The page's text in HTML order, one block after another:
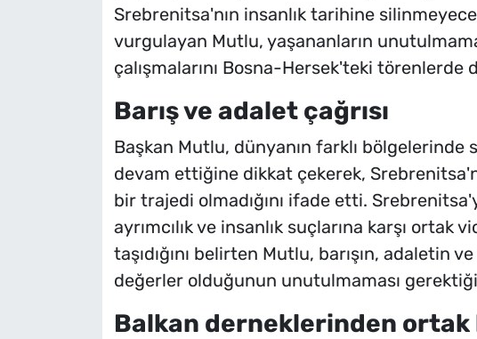
Srebrenitsa'nın insanlık tarihine
vurgulayan Mutlu, yaşananların
çalışmalarını Bosna-Hersek'teki
Barış ve adalet çağrısı
Başkan Mutlu, dünyanın farklı bölgelerinde
devam ettiğine dikkat çekerek,
bir trajedi olmadığını ifade etti.
ayrımcılık ve insanlık suçlarına karşı ortak
taşıdığını belirten Mutlu, barışın, adaletin
değerler olduğunun unutulmaması
Balkan derneklerinden ortak